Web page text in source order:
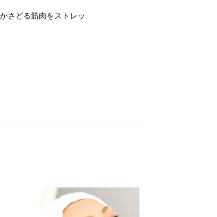
さどる筋肉をストレッ